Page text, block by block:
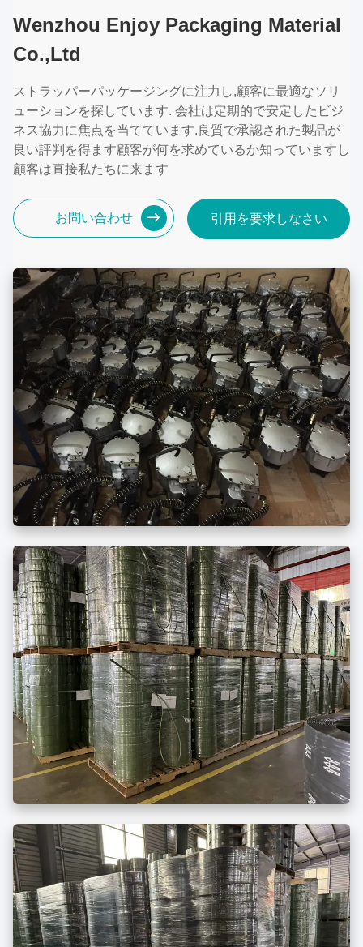
Wenzhou Enjoy Packaging Material
Co.,Ltd
ストラッパーパッケージングに注力し,顧客に最適なソリ
ューションを探しています. 会社は定期的で安定したビジ
ネス協力に焦点を当てています.良質で承認された製品が
良い評判を得ます顧客が何を求めているか知っていますし
顧客は直接私たちに来ます
お問い合わせ 引用を要求しなさい